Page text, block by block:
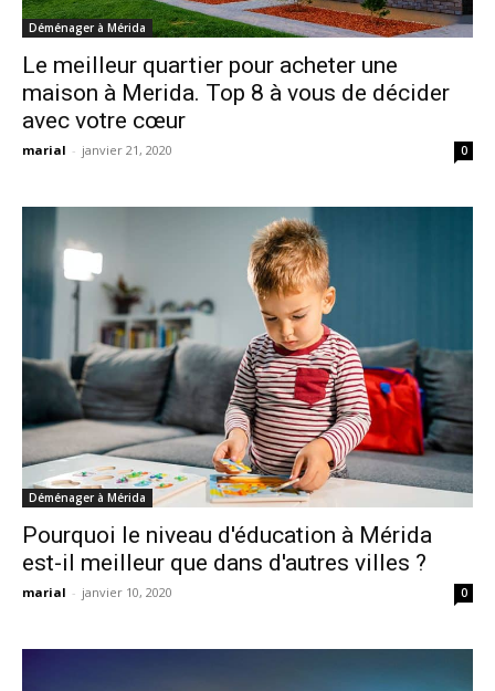
Déménager à Mérida
Le meilleur quartier pour acheter une
maison à Merida. Top 8 à vous de décider
avec votre cœur
marial - janvier 21, 2020 0
Déménager à Mérida
Pourquoi le niveau d'éducation à Mérida
est-il meilleur que dans d'autres villes ?
marial - janvier 10, 2020 0